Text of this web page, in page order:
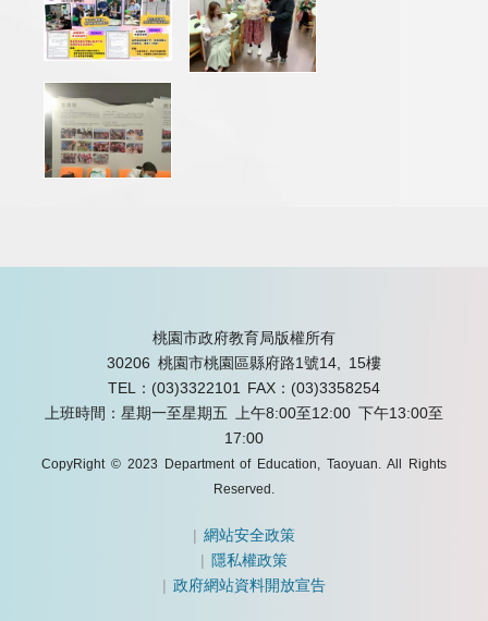
桃園市政府教育局版權所有
30206 桃園市桃園區縣府路1號14, 15樓
TEL：(03)3322101
FAX：(03)3358254
上班時間：星期一至星期五 上午8:00至12:00 下午13:00至
17:00
CopyRight © 2023 Department of Education, Taoyuan. All Rights
Reserved.
|網站安全政策
|隱私權政策
|政府網站資料開放宣告